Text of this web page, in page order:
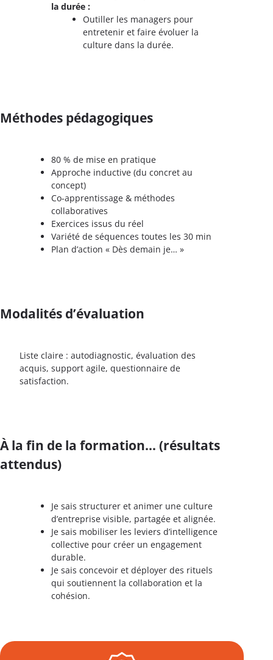
la durée :
Outiller les managers pour
entretenir et faire évoluer la
culture dans la durée.
Méthodes pédagogiques
80 % de mise en pratique
Approche inductive (du concret au
concept)
Co-apprentissage & méthodes
collaboratives
Exercices issus du réel
Variété de séquences toutes les 30 min
Plan d’action « Dès demain je… »
Modalités d’évaluation
Liste claire : autodiagnostic, évaluation des
acquis, support agile, questionnaire de
satisfaction.
À la fin de la formation… (résultats
attendus)
Je sais structurer et animer une culture
d’entreprise visible, partagée et alignée.
Je sais mobiliser les leviers d’intelligence
collective pour créer un engagement
durable.
Je sais concevoir et déployer des rituels
qui soutiennent la collaboration et la
cohésion.